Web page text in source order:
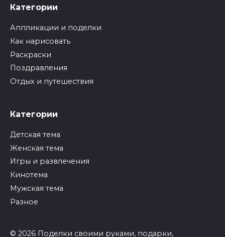
Категории
Аппликации и поделки
Как нарисовать
Раскраски
Поздравления
Отдых и путешествия
Категории
Детская тема
Женская тема
Игры и развлечения
Кинотема
Мужская тема
Разное
© 2026 Поделки своими руками, подарки,